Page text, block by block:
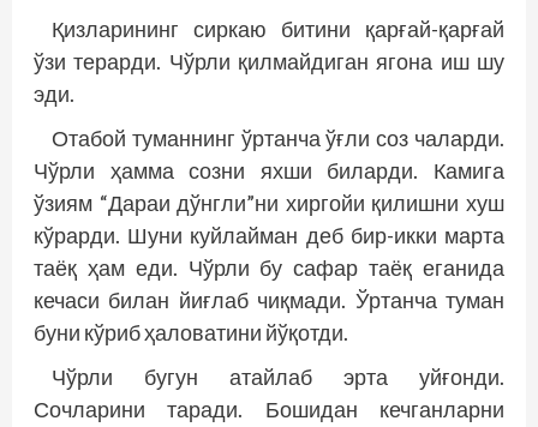
Қизларининг сиркаю битини қарғай-қарғай
ўзи терарди. Чўрли қилмайдиган ягона иш шу
эди.
Отабой туманнинг ўртанча ўғли соз чаларди.
Чўрли ҳамма созни яхши биларди. Камига
ўзиям “Дараи дўнгли”ни хиргойи қилишни хуш
кўрарди. Шуни куйлайман деб бир-икки марта
таёқ ҳам еди. Чўрли бу сафар таёқ еганида
кечаси билан йиғлаб чиқмади. Ўртанча туман
буни кўриб ҳаловатини йўқотди.
Чўрли бугун атайлаб эрта уйғонди.
Сочларини таради. Бошидан кечганларни